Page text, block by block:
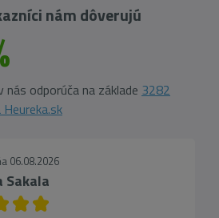
nám dôverujú
nás odporúča na základe 3282
06.08.2026
Sakala